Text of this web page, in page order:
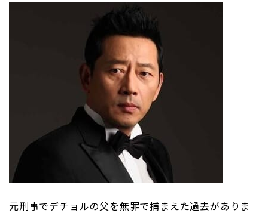
元刑事でデチョルの父を無罪で捕まえた過去がありま